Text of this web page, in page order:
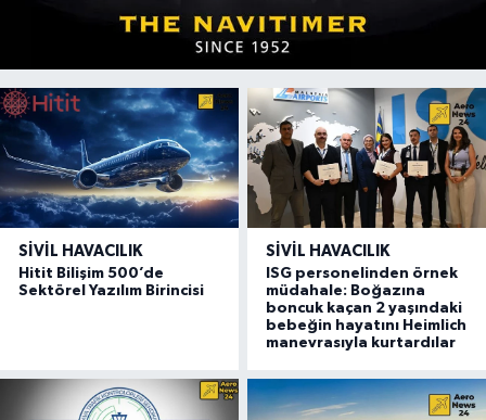
SIVIL HAVACILIK
Hitit Bilişim 500’de
Sektörel Yazılım Birincisi
SIVIL HAVACILIK
ISG personelinden örnek
müdahale: Boğazına
boncuk kaçan 2 yaşındaki
bebeğin hayatını Heimlich
manevrasıyla kurtardılar